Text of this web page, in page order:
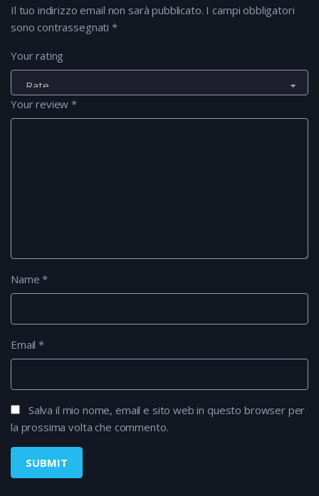
Il tuo indirizzo email non sarà pubblicato. I campi obbligatori
sono contrassegnati *
Your rating
Your review*
Name*
Email*
Salva il mio nome, email e sito web in questo browser per
la prossima volta che commento.